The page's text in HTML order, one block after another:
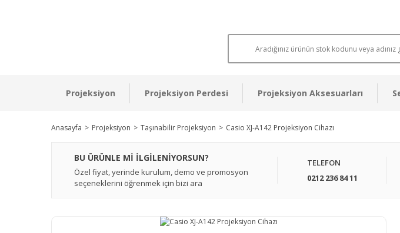
Projeksiyon Projeksiyon Perdesi Projeksiyon Aksesuarları
Anasayfa Projeksiyon Taşınabilir Projeksiyon Casio XJ-A142 Projeksiyon Cihazı
BU ÜRÜNLE Mİ İLGİLENİYORSUN?
Özel fiyat, yerinde kurulum, demo ve promosyon
seçeneklerini öğrenmek için bizi ara
TELEFON
0212 236 84 11